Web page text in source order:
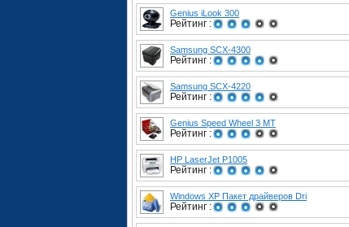
Genius iLook 300
Рейтинг :
Samsung SCX-4300
Рейтинг :
Samsung SCX-4220
Рейтинг :
Genius Speed Wheel 3 MT
Рейтинг :
HP LaserJet P1005
Рейтинг :
Windows XP Пакет драйверов Dri
Рейтинг :